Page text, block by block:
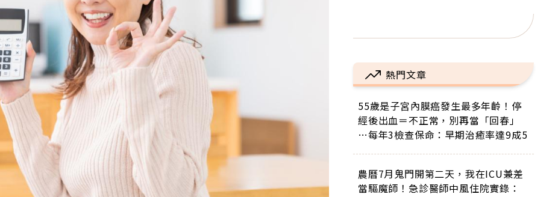
熱門文章
55歲是子宮內膜癌發生最多年齡！停
經後出血＝不正常，別再當「回春」
…每年3檢查保命：早期治癒率達9成5
農曆7月鬼門開第二天，我在ICU兼差
當驅魔師！急診醫師中風住院實錄：